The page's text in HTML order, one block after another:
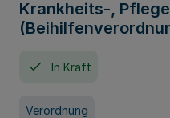
Krankheits-,
In Kraft
Verordnung